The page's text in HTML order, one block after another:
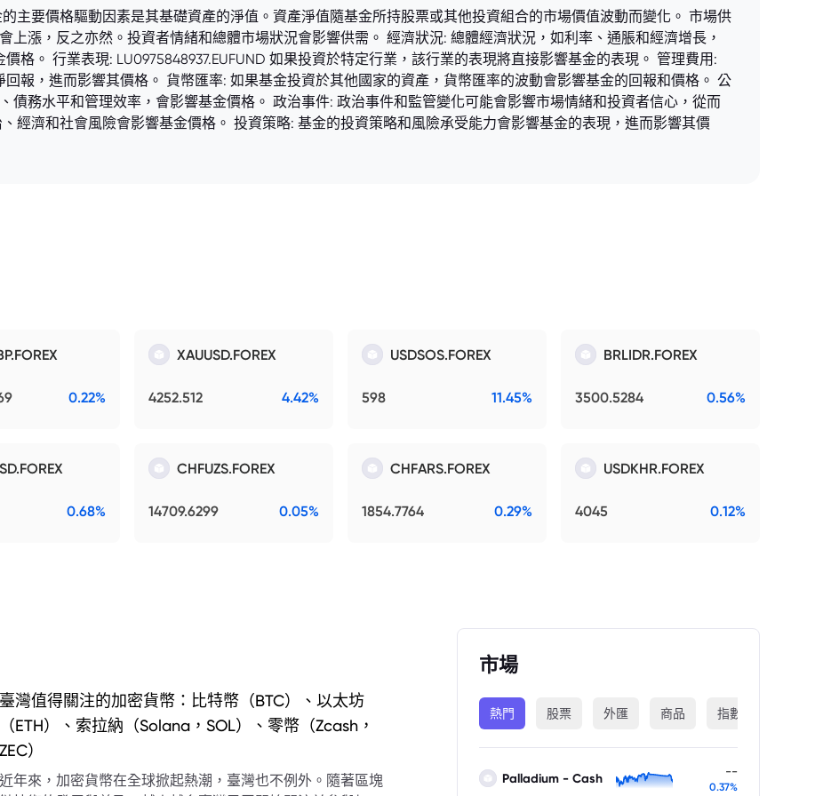
主要價格驅動因素是其基礎資產的淨值。資產淨值隨基金所持股票或其他投資組合的市場價值波動而變化。 市場供
上漲，反之亦然。投資者情緒和總體市場狀況會影響供需。 經濟狀況: 總體經濟狀況，如利率、通脹和經濟增長，
格。 行業表現: LU0975848937.EUFUND 如果投資於特定行業，該行業的表現將直接影響基金的表現。 管理費用:
報，進而影響其價格。 貨幣匯率: 如果基金投資於其他國家的資產，貨幣匯率的波動會影響基金的回報和價格。 公
債務水平和管理效率，會影響基金價格。 政治事件: 政治事件和監管變化可能會影響市場情緒和投資者信心，從而
經濟和社會風險會影響基金價格。 投資策略: 基金的投資策略和風險承受能力會影響基金的表現，進而影響其價
0.22%
XAUUSD.FOREX
4252.512 4.42%
USDSOS.FOREX
598 11.45%
BRLIDR.FOREX
3500.5284 0.56%
0.68%
CHFUZS.FOREX
14709.6299 0.05%
CHFARS.FOREX
1854.7764 0.29%
USDKHR.FOREX
4045 0.12%
臺灣值得關注的加密貨幣：比特幣（BTC）、以太坊
（ETH）、索拉納（Solana，SOL）、零幣（Zcash，
ZEC）
近年來，加密貨幣在全球掀起熱潮，臺灣也不例外。隨著區塊
市場
熱門 股票 外匯 商品 指數
Palladium - Cash --
0.37%